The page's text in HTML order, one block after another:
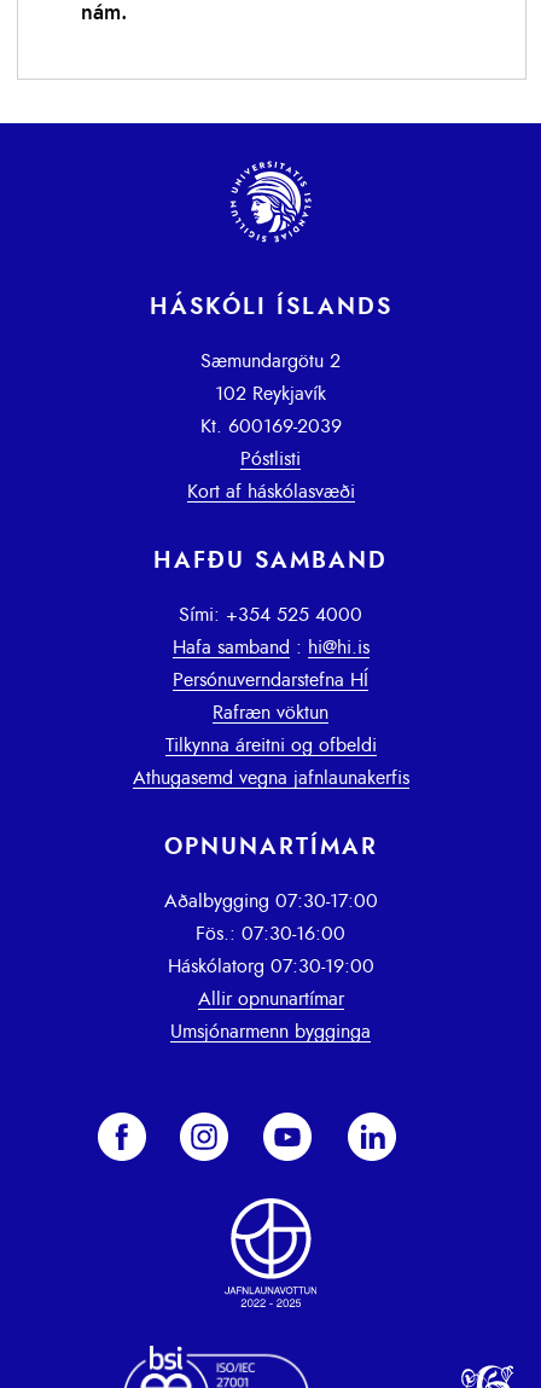
nám.
HÁSKÓLI ÍSLANDS
Sæmundargötu 2
102 Reykjavík
Kt. 600169-2039
Póstlisti
Kort af háskólasvæði
HAFÐU SAMBAND
Sími: +354 525 4000
Hafa samband : hi@hi.is
Persónuverndarstefna HÍ
Rafræn vöktun
Tilkynna áreitni og ofbeldi
Athugasemd vegna jafnlaunakerfis
OPNUNARTÍMAR
Aðalbygging 07:30-17:00
Fös.: 07:30-16:00
Háskólatorg 07:30-19:00
Allir opnunartímar
Umsjónarmenn bygginga